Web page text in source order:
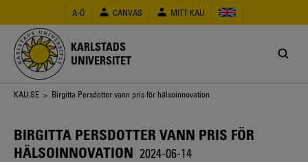
huvudinnehåll
A-Ö CANVAS MITT KAU
KARLSTADS
UNIVERSITET
Länkstig
KAU.SE > Birgitta Persdotter vann pris för hälsoinnovation
BIRGITTA PERSDOTTER VANN PRIS FÖR
HÄLSOINNOVATION 2024-06-14